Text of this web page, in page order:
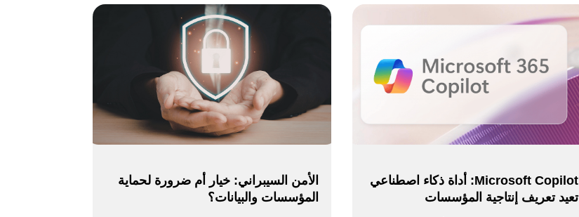
Microsoft Copilot: أداة ذكاء اصطناعي
تعيد تعريف إنتاجية المؤسسات
الأمن السيبراني: خيار أم ضرورة لحماية
المؤسسات والبيانات؟